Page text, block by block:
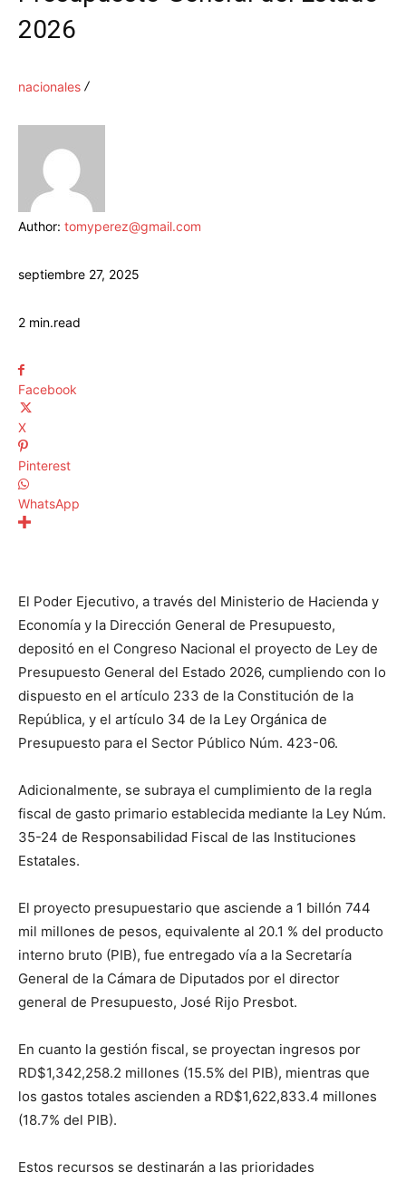
2026
nacionales
Author: tomyperez@gmail.com
septiembre 27, 2025
2 min.read
Facebook
X
Pinterest
WhatsApp
El Poder Ejecutivo, a través del Ministerio de Hacienda y
Economía y la Dirección General de Presupuesto,
depositó en el Congreso Nacional el proyecto de Ley de
Presupuesto General del Estado 2026, cumpliendo con lo
dispuesto en el artículo 233 de la Constitución de la
República, y el artículo 34 de la Ley Orgánica de
Presupuesto para el Sector Público Núm. 423-06.
Adicionalmente, se subraya el cumplimiento de la regla
fiscal de gasto primario establecida mediante la Ley Núm.
35-24 de Responsabilidad Fiscal de las Instituciones
Estatales.
El proyecto presupuestario que asciende a 1 billón 744
mil millones de pesos, equivalente al 20.1 % del producto
interno bruto (PIB), fue entregado vía a la Secretaría
General de la Cámara de Diputados por el director
general de Presupuesto, José Rijo Presbot.
En cuanto la gestión fiscal, se proyectan ingresos por
RD$1,342,258.2 millones (15.5% del PIB), mientras que
los gastos totales ascienden a RD$1,622,833.4 millones
(18.7% del PIB).
Estos recursos se destinarán a las prioridades